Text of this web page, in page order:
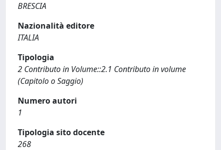
BRESCIA
Nazionalità editore
ITALIA
Tipologia
2 Contributo in Volume::2.1 Contributo in volume
(Capitolo o Saggio)
Numero autori
1
Tipologia sito docente
268